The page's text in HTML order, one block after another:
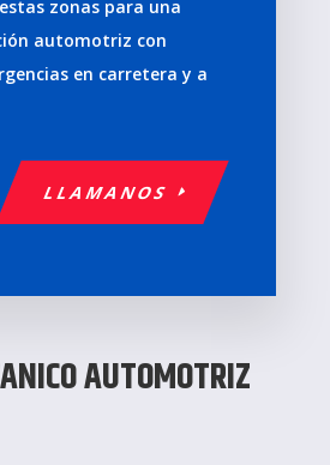
zonas para una
automotriz con
en carretera y a
LLAMANOS
AUTOMOTRIZ